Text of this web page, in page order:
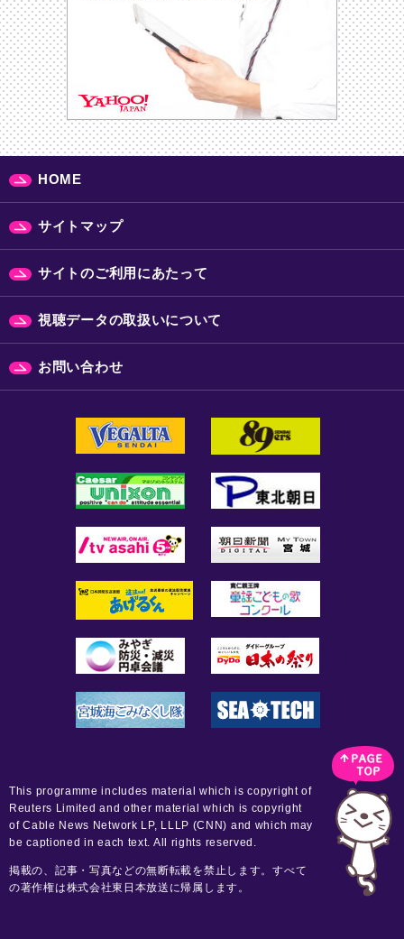
HOME
サイトマップ
サイトのご利用にあたって
視聴データの取扱いについて
お問い合わせ
This programme includes material which is copyright of
Reuters Limited and other material which is copyright
of Cable News Network LP, LLLP (CNN) and which may
be captioned in each text. All rights reserved.
掲載の、記事・写真などの無断転載を禁止します。すべて
の著作権は株式会社東日本放送に帰属します。